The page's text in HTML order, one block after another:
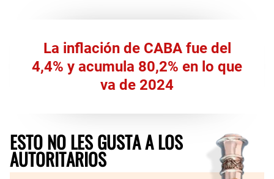
La inflación de CABA fue del
4,4% y acumula 80,2% en lo que
va de 2024
ESTO NO LES GUSTA A LOS
AUTORITARIOS